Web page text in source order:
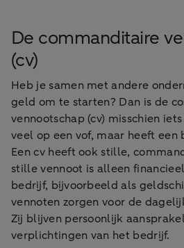
De commanditaire
(cv)
Heb je samen met andere
geld om te starten? Dan is de
vennootschap (cv) misschien
veel op een vof, maar heeft een
Een cv heeft ook stille,
stille vennoot is alleen
bedrijf, bijvoorbeeld als
vennoten zorgen voor de
Zij blijven persoonlijk
verplichtingen van het bedrijf.